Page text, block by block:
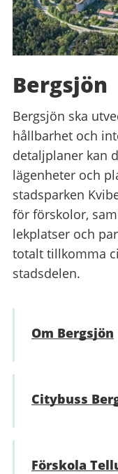
Bergsjön
Bergsjön ska
hållbarhet och
detaljplaner kan
lägenheter och
stadsparken
för förskolor,
lekplatser och
totalt tillkomma
stadsdelen.
Om Bergsjön
Citybuss
Förskola